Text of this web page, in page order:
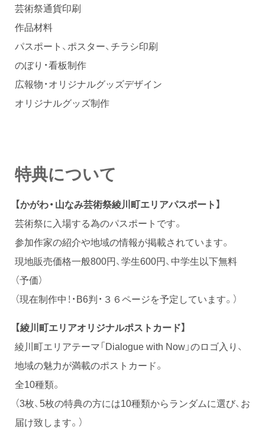
芸術祭通貨印刷
作品材料
パスポート、ポスター、チラシ印刷
のぼり・看板制作
広報物・オリジナルグッズデザイン
オリジナルグッズ制作
特典について
【かがわ・山なみ芸術祭綾川町エリアパスポート】
芸術祭に入場する為のパスポートです。
参加作家の紹介や地域の情報が掲載されています。
現地販売価格一般800円、学生600円、中学生以下無料
（予価）
（現在制作中！・B6判・３６ページを予定しています。）
【綾川町エリアオリジナルポストカード】
綾川町エリアテーマ「Dialogue with Now」のロゴ入り、
地域の魅力が満載のポストカード。
全10種類。
（3枚、5枚の特典の方には10種類からランダムに選び、お
届け致します。）